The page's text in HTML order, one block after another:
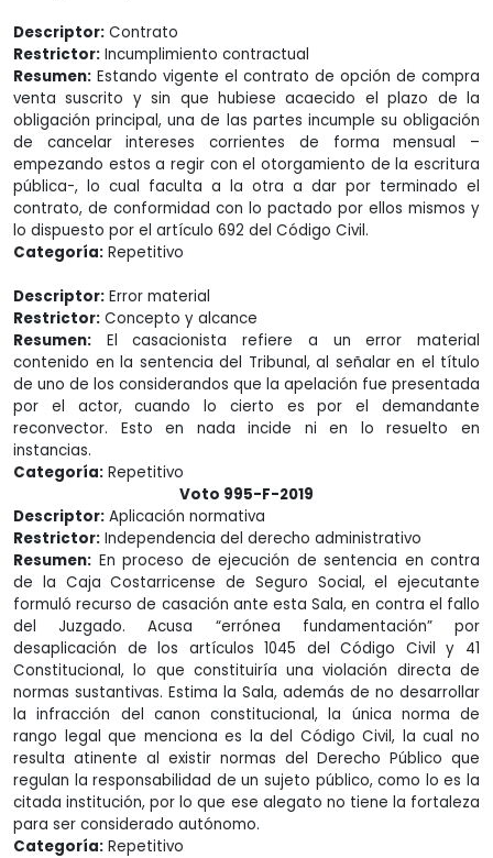
Descriptor: Contrato
Restrictor: Incumplimiento contractual
Resumen: Estando vigente el contrato de opción de compra
venta suscrito y sin que hubiese acaecido el plazo de la
obligación principal, una de las partes incumple su obligación
de cancelar intereses corrientes de forma mensual –
empezando estos a regir con el otorgamiento de la escritura
pública-, lo cual faculta a la otra a dar por terminado el
contrato, de conformidad con lo pactado por ellos mismos y
lo dispuesto por el artículo 692 del Código Civil.
Categoría: Repetitivo
Descriptor: Error material
Restrictor: Concepto y alcance
Resumen: El casacionista refiere a un error material
contenido en la sentencia del Tribunal, al señalar en el título
de uno de los considerandos que la apelación fue presentada
por el actor, cuando lo cierto es por el demandante
reconvector. Esto en nada incide ni en lo resuelto en
instancias.
Categoría: Repetitivo
Voto 995-F-2019
Descriptor: Aplicación normativa
Restrictor: Independencia del derecho administrativo
Resumen: En proceso de ejecución de sentencia en contra
de la Caja Costarricense de Seguro Social, el ejecutante
formuló recurso de casación ante esta Sala, en contra el fallo
del Juzgado. Acusa “errónea fundamentación” por
desaplicación de los artículos 1045 del Código Civil y 41
Constitucional, lo que constituiría una violación directa de
normas sustantivas. Estima la Sala, además de no desarrollar
la infracción del canon constitucional, la única norma de
rango legal que menciona es la del Código Civil, la cual no
resulta atinente al existir normas del Derecho Público que
regulan la responsabilidad de un sujeto público, como lo es la
citada institución, por lo que ese alegato no tiene la fortaleza
para ser considerado autónomo.
Categoría: Repetitivo